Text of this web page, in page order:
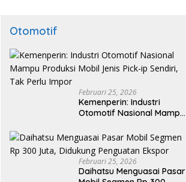
Otomotif
Februari 25, 2026
Kemenperin: Industri
Otomotif Nasional Mampu
ip Sendiri, Tak Perlu Impor
Februari 25, 2026
Daihatsu Menguasai Pasar